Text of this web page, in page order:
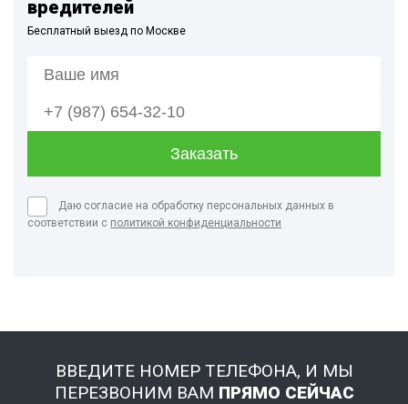
вредителей
Бесплатный выезд по Москве
Даю согласие на обработку персональных данных в
соответствии с политикой конфиденциальности
ВВЕДИТЕ НОМЕР ТЕЛЕФОНА, И МЫ
ПЕРЕЗВОНИМ ВАМ ПРЯМО СЕЙЧАС